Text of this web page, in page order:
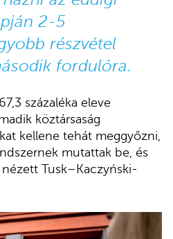
2-5
részvétel
fordulóra.
százaléka eleve
köztársaság
kellene tehát meggyőzni,
mutattak be, és
Tusk–Kaczyński-